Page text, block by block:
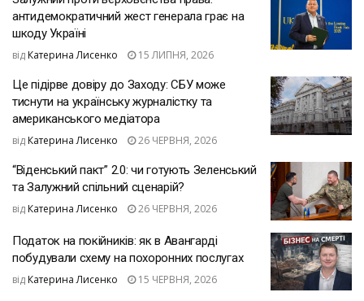
антидемократичний жест генерала грає на
шкоду Україні
від Катерина Лисенко 15 ЛИПНЯ, 2026
Це підірве довіру до Заходу: СБУ може
тиснути на українську журналістку та
американського медіатора
від Катерина Лисенко 26 ЧЕРВНЯ, 2026
“Віденський пакт” 2.0: чи готують Зеленський
та Залужний спільний сценарій?
від Катерина Лисенко 26 ЧЕРВНЯ, 2026
Податок на покійників: як в Авангарді
побудували схему на похоронних послугах
від Катерина Лисенко 15 ЧЕРВНЯ, 2026